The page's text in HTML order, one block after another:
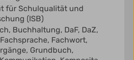
für Schulqualität und
(ISB)
Buchhaltung, DaF, DaZ,
Fachsprache, Fachwort,
Grundbuch,